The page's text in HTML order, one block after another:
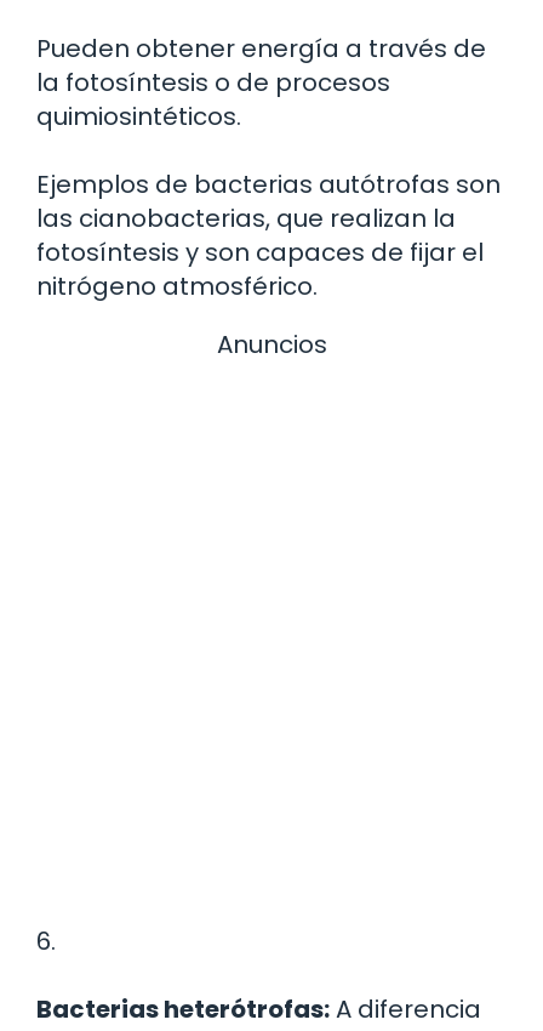
Pueden obtener energía a través de
la fotosíntesis o de procesos
quimiosintéticos.
Ejemplos de bacterias autótrofas son
las cianobacterias, que realizan la
fotosíntesis y son capaces de fijar el
nitrógeno atmosférico.
Anuncios
6.
Bacterias heterótrofas:A diferencia